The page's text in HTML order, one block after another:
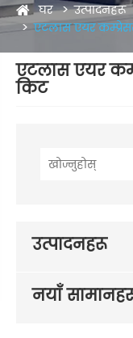
घर उत्पादनहरू
एटलास एयर
एटलास एयर
किट
उत्पादनहरू
नयाँ